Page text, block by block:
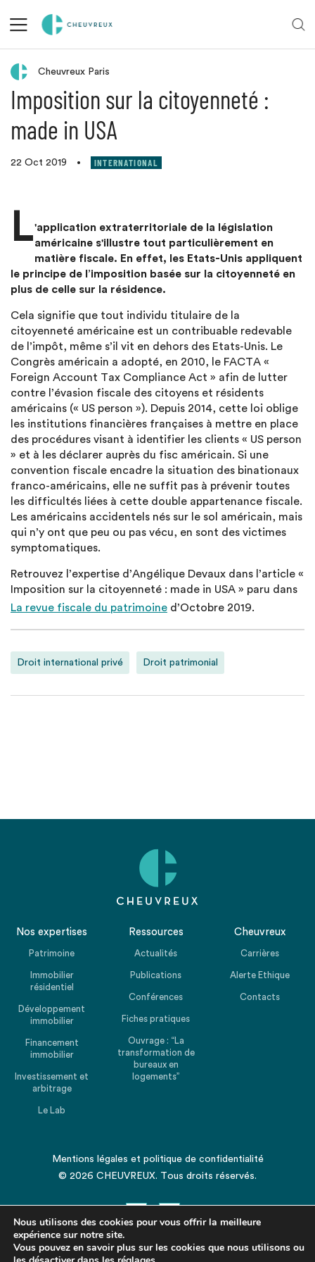
Retour aux actualités
Cheuvreux Paris
Imposition sur la citoyenneté :
made in USA
22 Oct 2019 • INTERNATIONAL
L'application extraterritoriale de la législation
américaine s'illustre tout particulièrement en
matière fiscale. En effet, les Etats-Unis appliquent
le principe de l’imposition basée sur la citoyenneté en
plus de celle sur la résidence.
Cela signifie que tout individu titulaire de la
citoyenneté américaine est un contribuable redevable
de l’impôt, même s’il vit en dehors des Etats-Unis. Le
Congrès américain a adopté, en 2010, le FACTA «
Foreign Account Tax Compliance Act » afin de lutter
contre l’évasion fiscale des citoyens et résidents
américains (« US person »). Depuis 2014, cette loi oblige
les institutions financières françaises à mettre en place
des procédures visant à identifier les clients « US person
» et à les déclarer auprès du fisc américain. Si une
convention fiscale encadre la situation des binationaux
franco-américains, elle ne suffit pas à prévenir toutes
les difficultés liées à cette double appartenance fiscale.
Les américains accidentels nés sur le sol américain, mais
qui n’y ont que peu ou pas vécu, en sont des victimes
symptomatiques.
Retrouvez l’expertise d’Angélique Devaux dans l’article «
Imposition sur la citoyenneté : made in USA » paru dans
La revue fiscale du patrimoine d’Octobre 2019.
Droit international privé Droit patrimonial
Nos expertises
Patrimoine
Immobilier
résidentiel
Développement
immobilier
Financement
immobilier
Investissement et
arbitrage
Le Lab
Ressources
Actualités
Publications
Conférences
Fiches pratiques
Ouvrage : “La
transformation de
bureaux en
logements”
Cheuvreux
Carrières
Alerte Ethique
Contacts
Mentions légales et politique de confidentialité
© 2026 CHEUVREUX. Tous droits réservés.
Revenir en haut de la page
Nous utilisons des cookies pour vous offrir la meilleure
expérience sur notre site.
Vous pouvez en savoir plus sur les cookies que nous utilisons ou